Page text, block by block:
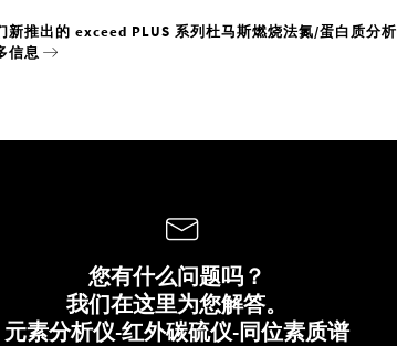
新推出的 exceed PLUS 系列杜马斯燃烧法氮/蛋白质分析
信息
您有什么问题吗？
我们在这里为您解答。
元素分析仪-红外碳硫仪-同位素质谱